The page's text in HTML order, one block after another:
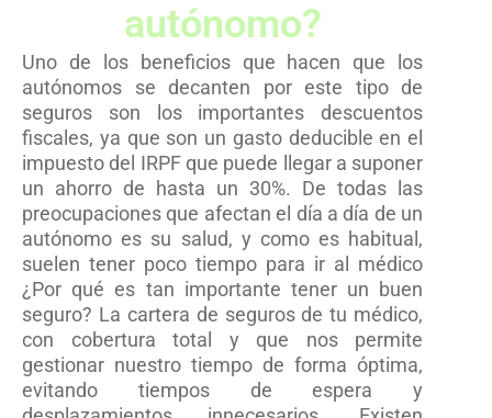
autónomo?
Uno de los beneficios que hacen que los
autónomos se decanten por este tipo de
seguros son los importantes descuentos
fiscales, ya que son un gasto deducible en el
impuesto del IRPF que puede llegar a suponer
un ahorro de hasta un 30%. De todas las
preocupaciones que afectan el día a día de un
autónomo es su salud, y como es habitual,
suelen tener poco tiempo para ir al médico
¿Por qué es tan importante tener un buen
seguro? La cartera de seguros de tu médico,
con cobertura total y que nos permite
gestionar nuestro tiempo de forma óptima,
evitando tiempos de espera y